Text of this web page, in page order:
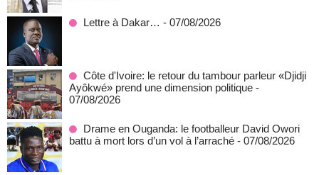
Lettre à Dakar… - 07/08/2026
Côte d'Ivoire: le retour du tambour parleur «Djidji
Ayôkwé» prend une dimension politique -
07/08/2026
Drame en Ouganda: le footballeur David Owori
battu à mort lors d’un vol à l’arraché - 07/08/2026